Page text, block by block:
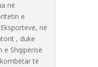
në
e
në
, duke
e Shqipërisë
të